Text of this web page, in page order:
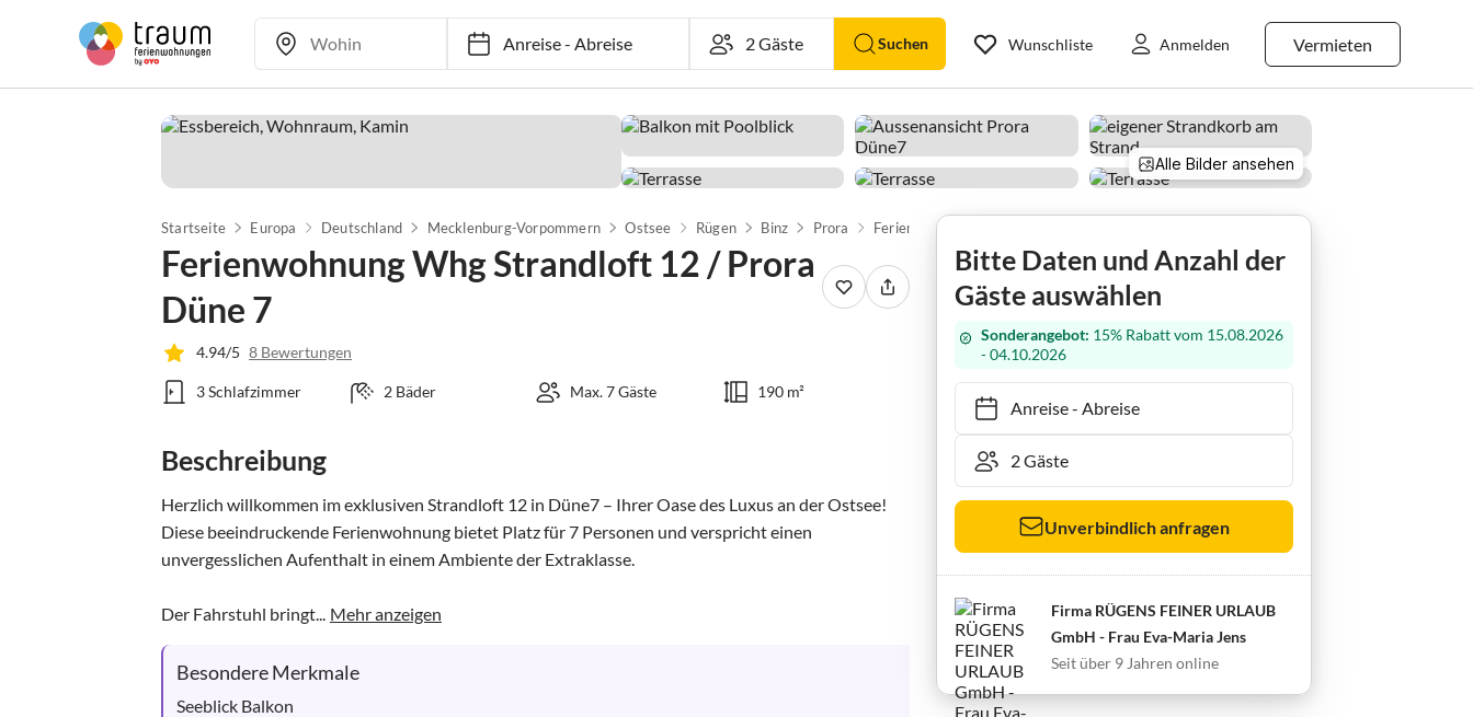
Anreise-Abreise Suchen Vermieten
Wunschliste Anmelden
Alle Bilder ansehen
Startseite Europa Deutschland Mecklenburg-Vorpommern Ostsee Rügen Binz Prora
Ferienwohnung Whg Strandloft 12 / Prora
Düne 7
4.94/5 8 Bewertungen
3 Schlafzimmer 2 Bäder Max. 7 Gäste 190 m²
Beschreibung
Herzlich willkommen im exklusiven Strandloft 12 in Düne7 – Ihrer Oase des Luxus an der Ostsee!
Diese beeindruckende Ferienwohnung bietet Platz für 7 Personen und verspricht einen
unvergesslichen Aufenthalt in einem Ambiente der Extraklasse.
Der Fahrstuhl bringt... Mehr anzeigen
Besondere Merkmale
Seeblick Balkon
Bitte Daten und Anzahl der
Gäste auswählen
Sonderangebot: 15% Rabatt vom 15.08.2026
- 04.10.2026
Anreise- Abreise
Unverbindlich anfragen
Firma RÜGENS FEINER URLAUB
GmbH - Frau Eva-Maria Jens
Seit über 9 Jahren online